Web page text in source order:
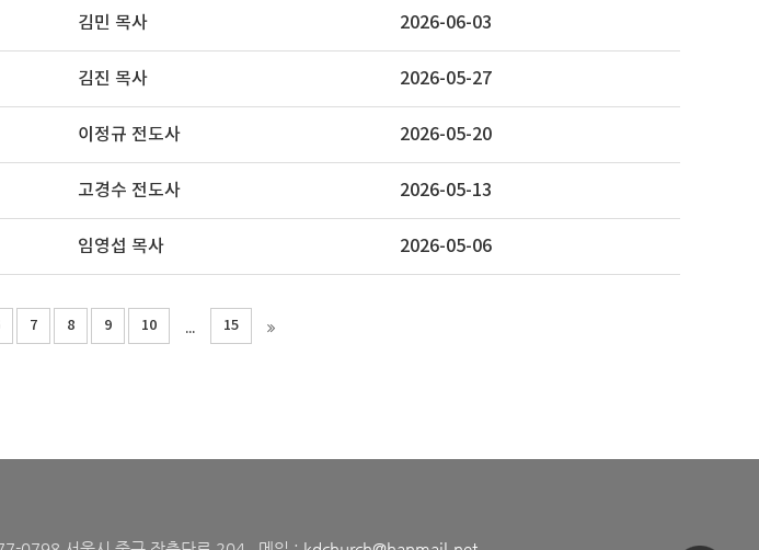
김민 목사 2026-06-03
김진 목사 2026-05-27
이정규 전도사 2026-05-20
고경수 전도사 2026-05-13
임영섭 목사 2026-05-06
7 8 9 10 ... 15